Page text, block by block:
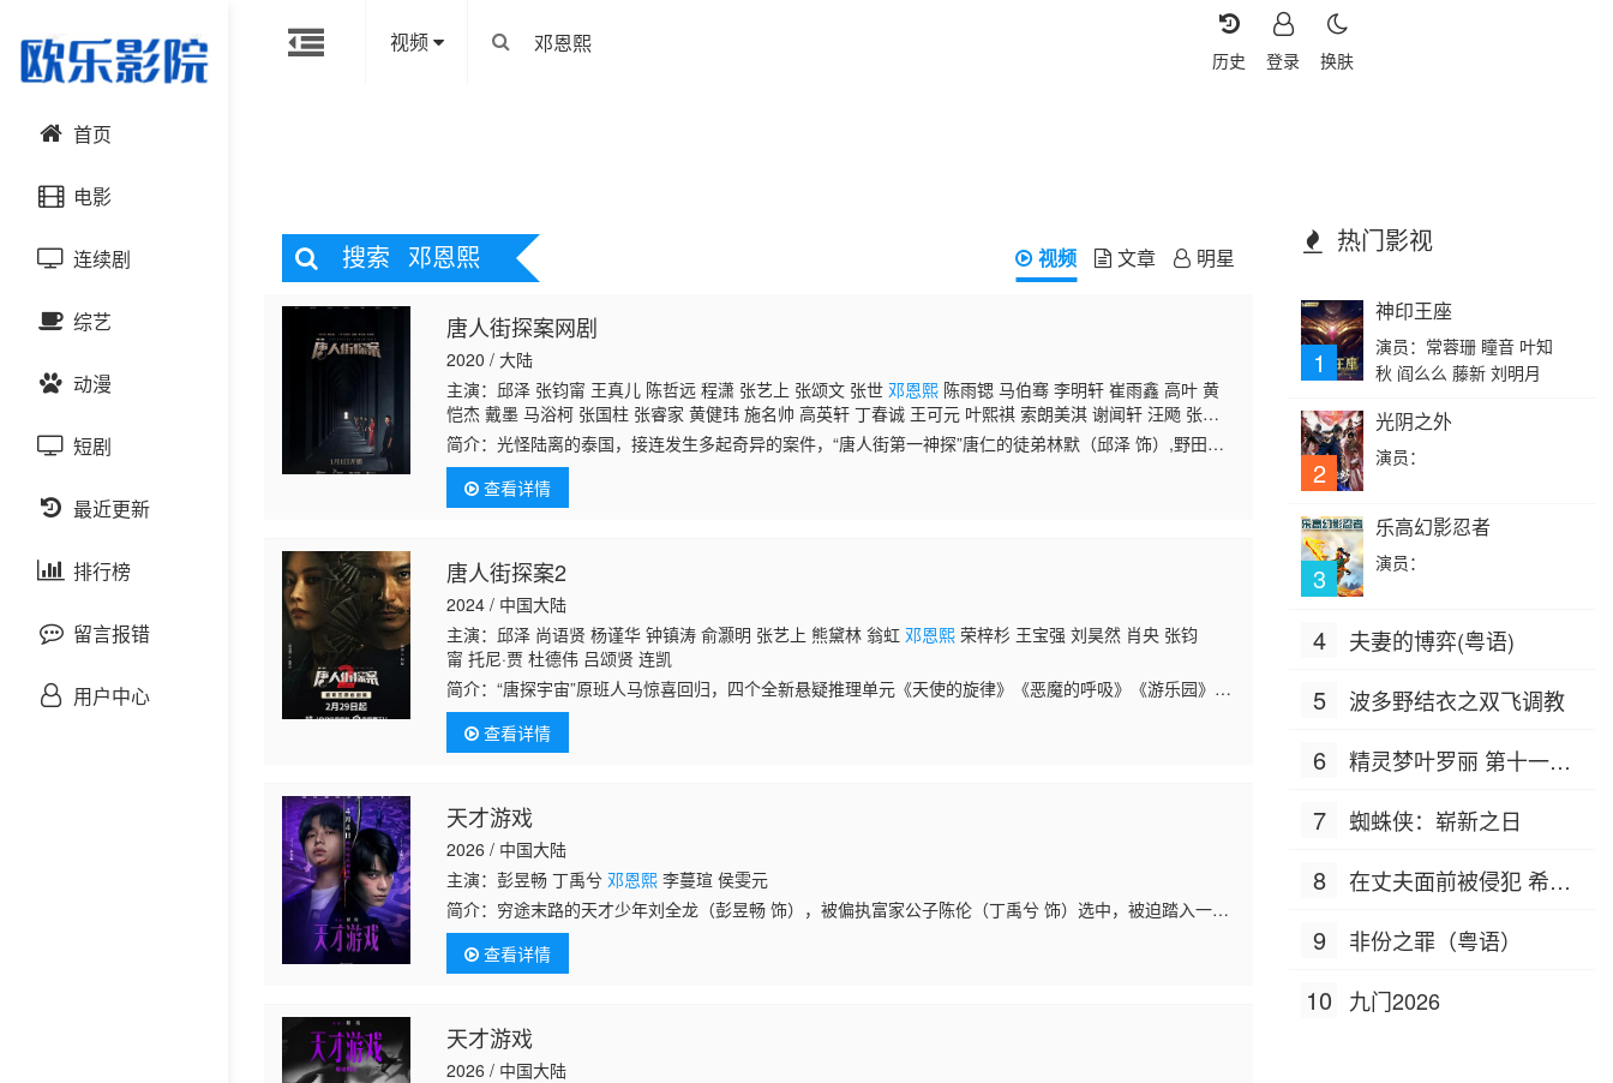
视频
换肤
登录
历史
首页
电影
动作片
喜剧片
爱情片
科幻片
恐怖片
剧情片
战争片
悬疑片
连续剧
国产剧
港台剧
日韩剧
欧美剧
泰国剧
综艺
大陆综艺
日韩综艺
港台综艺
欧美综艺
动漫
国产动漫
日韩动漫
欧美动漫
短剧
最近更新
排行榜
留言报错
用户中心
搜索 邓恩熙 视频 文章 明星
唐人街探案网剧
2020 / 大陆
主演：邱泽 张钧甯 王真儿 陈哲远 程潇 张艺上 张颂文 张世邓恩熙 陈雨锶 马伯骞 李明轩 崔雨鑫 高叶 黄
恺杰 戴墨 马浴柯 张国柱 张睿家 黄健玮 施名帅 高英轩 丁春诚 王可元 叶熙祺 索朗美淇 谢闻轩 汪飏 张经
伟 田宜峰 王宝强 刘昊然 肖央 尚语贤
简介：光怪陆离的泰国，接连发生多起奇异的案件，“唐人街第一神探”唐仁的徒弟林默（邱泽 饰）,野田昊
的弟弟野田昊二（陈哲远 饰），纷纷陷入探案的谜团之中……死者妻子IVY（张钧甯 饰）、酒吧歌手阿温
（王真查看详情
唐人街探案2
2024 / 中国大陆
主演：邱泽 尚语贤 杨谨华 钟镇涛 俞灏明 张艺上 熊黛林 翁虹邓恩熙 荣梓杉 王宝强 刘昊然 肖央 张钧
甯 托尼·贾 杜德伟 吕颂贤 连凯
简介：“唐探宇宙”原班人马惊喜回归，四个全新悬疑推理单元《天使的旋律》《恶魔的呼吸》《游乐园》
《黄金城》。城市之间罪恶涌动，侦探林默（邱泽 饰）、Kiko（尚语贤 饰）谜案穿梭各显神通。2024，
CRIMA查看详情
天才游戏
2026 / 中国大陆
主演：彭昱畅 丁禹兮邓恩熙 李蔓瑄 侯雯元
简介： 穷途末路的天才少年刘全龙（彭昱畅 饰），被偏执富家公子陈伦（丁禹兮 饰）选中，被迫踏入一场
为他量身打造的“换命游戏”。豪华别墅、名车名表、神秘女友全部备齐，在陈伦的精心打造下，刘全龙瞬间
拥有顶配人生。
查看详情
天才游戏
2026 / 中国大陆
热门影视
1
神印王座
演员：常蓉珊 瞳音 叶知
秋 阎么么 藤新 刘明月
2
光阴之外
演员：
3
乐高幻影忍者
演员：
4 夫妻的博弈(粤语)
5 波多野结衣之双飞调教
6
精灵梦叶罗丽 第十一季
7 蜘蛛侠：崭新之日
8
在丈夫面前被侵犯 希岛
9 非份之罪（粤语）
10 九门2026